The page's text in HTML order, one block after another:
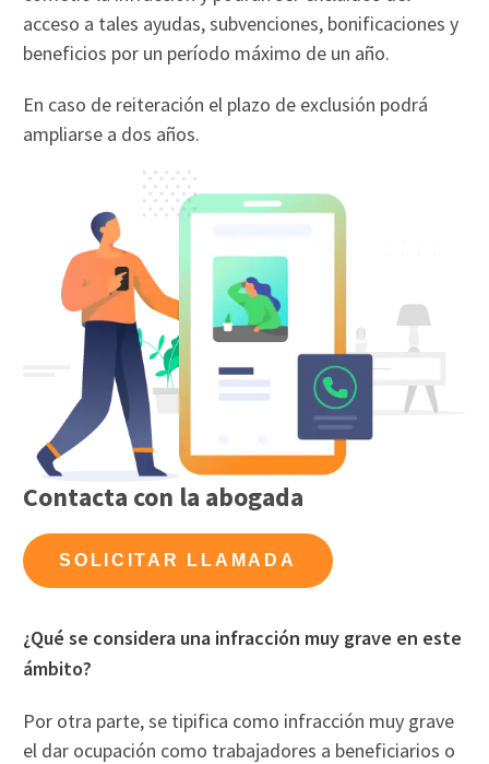
acceso a tales ayudas, subvenciones, bonificaciones y
beneficios por un período máximo de un año.
En caso de reiteración el plazo de exclusión podrá
ampliarse a dos años.
Contacta con la abogada
SOLICITAR LLAMADA
¿Qué se considera una infracción muy grave en este
ámbito?
Por otra parte, se tipifica como infracción muy grave
el dar ocupación como trabajadores a beneficiarios o